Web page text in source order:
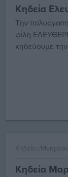
Κηδεία
Την
φίλη
κηδεύουμε την
Κηδείες/
Κηδεία